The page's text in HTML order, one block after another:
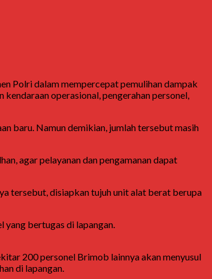
Polri dalam mempercepat pemulihan dampak
operasional, pengerahan personel,
baru. Namun demikian, jumlah tersebut masih
agar pelayanan dan pengamanan dapat
tersebut, disiapkan tujuh unit alat berat berupa
bertugas di lapangan.
200 personel Brimob lainnya akan menyusul
di lapangan.